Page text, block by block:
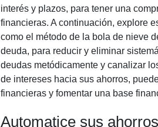
interés y plazos, para tener una
financieras. A continuación, explore
como el método de la bola de nieve
deuda, para reducir y eliminar
deudas metódicamente y canalizar
de intereses hacia sus ahorros,
financieras y fomentar una base
Automatice sus ahorros